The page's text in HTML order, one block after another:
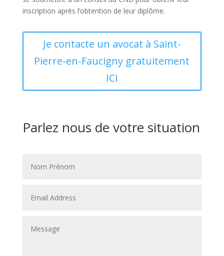
inscription après l’obtention de leur diplôme.
Je contacte un avocat à Saint-
Pierre-en-Faucigny gratuitement
ICI
Parlez nous de votre situation